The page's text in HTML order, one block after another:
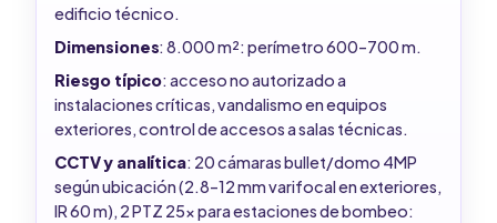
edificio técnico.
Dimensiones: 8.000 m²: perímetro 600–700 m.
Riesgo típico: acceso no autorizado a
instalaciones críticas, vandalismo en equipos
exteriores, control de accesos a salas técnicas.
CCTV y analítica: 20 cámaras bullet/domo 4MP
según ubicación (2.8–12 mm varifocal en exteriores,
IR 60 m), 2 PTZ 25x para estaciones de bombeo: